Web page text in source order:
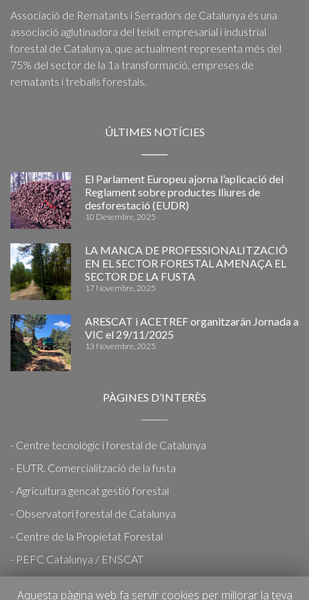
Associació de Rematants i Serradors de Catalunya és una
associació aglutinadora del teixit empresarial i industrial
forestal de Catalunya, que actualment representa més del
75% del sector de la 1a transformació, empreses de
rematants i treballs forestals.
ÚLTIMES NOTÍCIES
El Parlament Europeu ajorna l’aplicació del
Reglament sobre productes lliures de
desforestació (EUDR)
10 Desembre, 2025
LA MANCA DE PROFESSIONALITZACIÓ
EN EL SECTOR FORESTAL AMENAÇA EL
SECTOR DE LA FUSTA
17 Novembre, 2025
ARESCAT i ACETREF organitzarán Jornada a
VIC el 29/11/2025
13 Novembre, 2025
PÀGINES D’INTERÈS
- Centre tecnològic i forestal de Catalunya
- EUTR. Comercialització de la fusta
- Agricultura gencat gestió forestal
- Observatori forestal de Catalunya
- Centre de la Propietat Forestal
- PEFC Catalunya / ENSCAT
Aquesta pàgina web fa servir cookies per millorar la teva